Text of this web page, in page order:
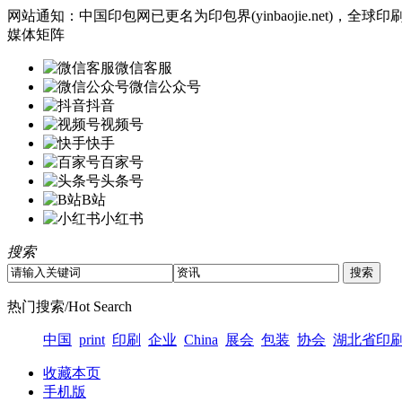
网站通知：中国印包网已更名为印包界(yinbaojie.net)，全球
媒体矩阵
微信客服
微信公众号
抖音
视频号
快手
百家号
头条号
B站
小红书
搜索
热门搜索/Hot Search
中国 print 印刷 企业 China 展会 包装 协会 湖北省印
收藏本页
手机版